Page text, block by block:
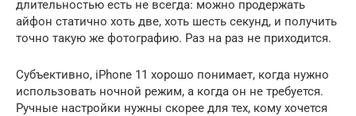
длительностью есть не всегда: можно продержать
айфон статично хоть две, хоть шесть секунд, и получить
точно такую же фотографию. Раз на раз не приходится.
Субъективно, iPhone 11 хорошо понимает, когда нужно
использовать ночной режим, а когда он не требуется.
Ручные настройки нужны скорее для тех, кому хочется